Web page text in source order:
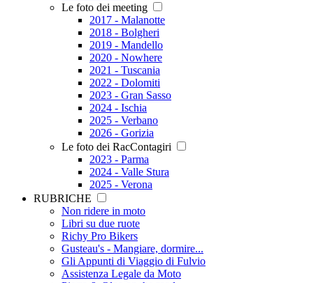
Le foto dei meeting
2017 - Malanotte
2018 - Bolgheri
2019 - Mandello
2020 - Nowhere
2021 - Tuscania
2022 - Dolomiti
2023 - Gran Sasso
2024 - Ischia
2025 - Verbano
2026 - Gorizia
Le foto dei RacContagiri
2023 - Parma
2024 - Valle Stura
2025 - Verona
RUBRICHE
Non ridere in moto
Libri su due ruote
Richy Pro Bikers
Gusteau's - Mangiare, dormire...
Gli Appunti di Viaggio di Fulvio
Assistenza Legale da Moto